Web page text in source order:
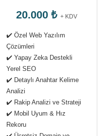
20.000 ₺ + KDV
✔️ Özel Web Yazılım
Çözümleri
✔️ Yapay Zeka Destekli
Yerel SEO
✔️ Detaylı Anahtar Kelime
Analizi
✔️ Rakip Analizi ve Strateji
✔️ Mobil Uyum & Hız
Rekoru